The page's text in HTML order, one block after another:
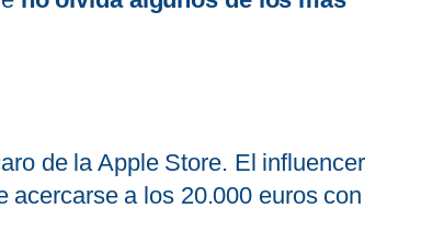
de la Apple Store. El influencer
acercarse a los 20.000 euros con